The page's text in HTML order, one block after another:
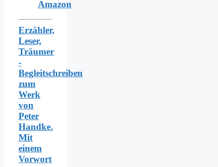
Amazon
Erzähler,
Leser,
Träumer
-
Begleitschreiben
zum
Werk
von
Peter
Handke.
Mit
einem
Vorwort